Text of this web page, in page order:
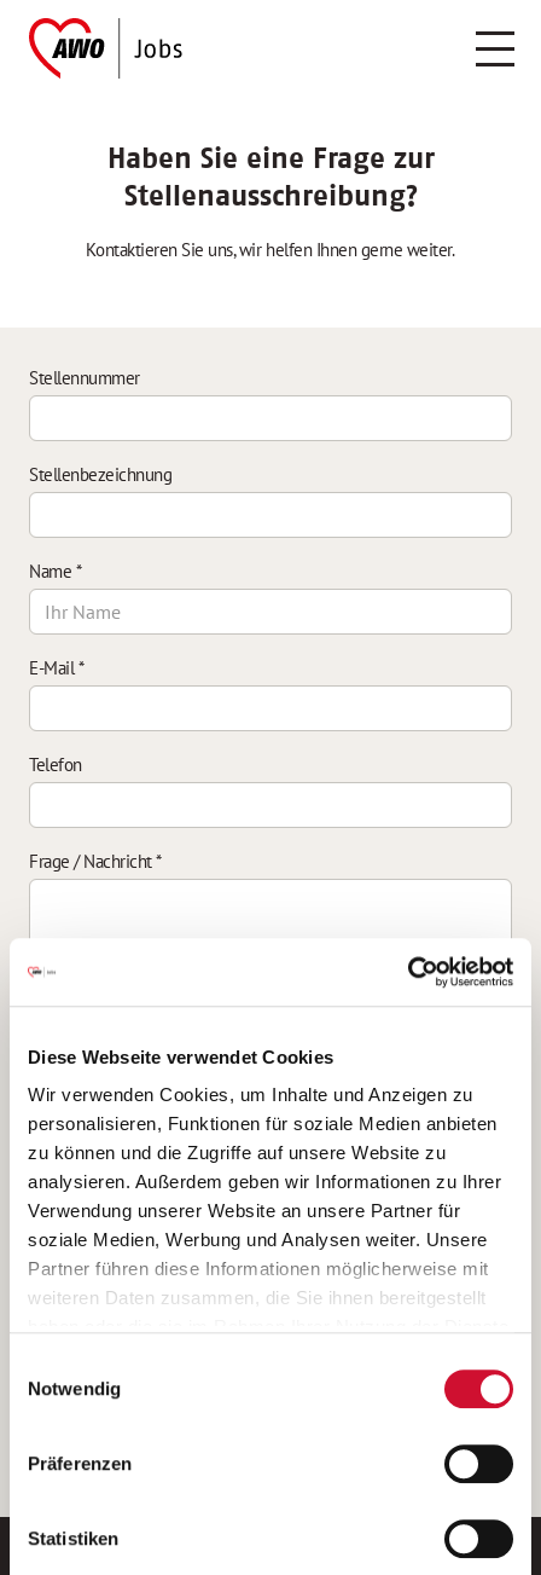
Diese Webseite verwendet Cookies
Wir verwenden Cookies, um Inhalte und Anzeigen zu
personalisieren, Funktionen für soziale Medien anbieten
zu können und die Zugriffe auf unsere Website zu
analysieren. Außerdem geben wir Informationen zu Ihrer
Verwendung unserer Website an unsere Partner für
soziale Medien, Werbung und Analysen weiter. Unsere
Partner führen diese Informationen möglicherweise mit
weiteren Daten zusammen, die Sie ihnen bereitgestellt
Wenn Sie auf „Cookies zulassen“ klicken, so stimmen
Sie der Speicherung sämtlicher Cookies zu. Sie können
Ihre Einwilligung selbstverständlich jederzeit widerrufen,
indem Sie die Cookie-Einstellungen aufrufen und diese
unserer
Notwendig
Präferenzen
Statistiken
Haben Sie eine Frage zur
Stellenausschreibung?
Kontaktieren Sie uns, wir helfen Ihnen gerne weiter.
Stellennummer
Stellenbezeichnung
Name *
E-Mail*
Telefon
Frage / Nachricht*
Ich bin damit einverstanden, dass meine personenbezogenen Daten
ausschließlich zum Zweck der Durchführung der Kontaktanfrage
verarbeitet, auf IT- Systemen der Garitz Bewirtschaftungsbetriebe
GmbH, Heinrich-von-Kleist-Straße 2, 97688 Bad Kissingen
(Betreiber) gespeichert und an die für das Stellenangebot
verantwortliche Stelle zur Kontaktaufnahme weitergegeben
werden.
Diese Einwilligungserklärung kann ich jederzeit gegenüber dem
Weitere Details können Sie der
entnehmen.